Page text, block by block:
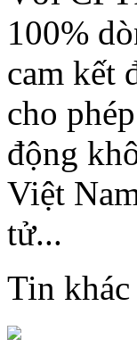
100%
cam kết
cho
động
Việt
tử...
Tin khác